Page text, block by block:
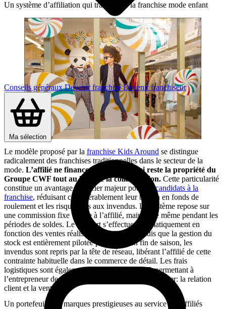
Conseils générauxDevenir franchiséDevenir franchiseur
Ma sélection
Un système d’affiliation qui transforme la franchise mode enfant
Le modèle proposé par la franchise Kids Around se distingue
radicalement des franchises traditionnelles dans le secteur de la
mode. L’affilié ne finance pas le stock, qui reste la propriété du
Groupe CWF tout au long de la collaboration. Cette particularité
constitue un avantage financier majeur pour lescandidats à la
franchise, réduisant considérablement leur besoin en fonds de
roulement et les risques liés aux invendus. Le système repose sur
une commission fixe versée à l’affilié, maintenue même pendant les
périodes de soldes. Le réassort s’effectue automatiquement en
fonction des ventes réalisées en boutique, tandis que la gestion du
stock est entièrement pilotée par CWF. En fin de saison, les
invendus sont repris par la tête de réseau, libérant l’affilié de cette
contrainte habituelle dans le commerce de détail. Les frais
logistiques sont également supportés par CWF, permettant à
l’entrepreneur de se concentrer sur son cœur de métier: la relation
client et la vente.
Un portefeuille de marques prestigieuses au service des affiliés